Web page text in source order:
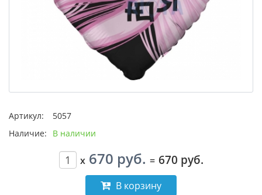
Артикул:
5057
Наличие:
В наличии
x 670 руб. = 670 руб.
В корзину